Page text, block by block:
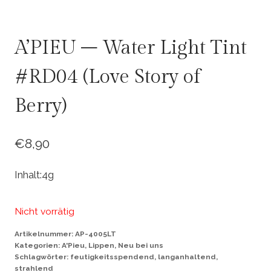
A’PIEU – Water Light Tint
#RD04 (Love Story of
Berry)
€8,90
Inhalt:4g
Nicht vorrätig
Artikelnummer: AP-4005LT
Kategorien: A'Pieu, Lippen, Neu bei uns
Schlagwörter: feutigkeitsspendend, langanhaltend,
strahlend